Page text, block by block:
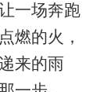
一场奔跑
燃的火，
来的雨